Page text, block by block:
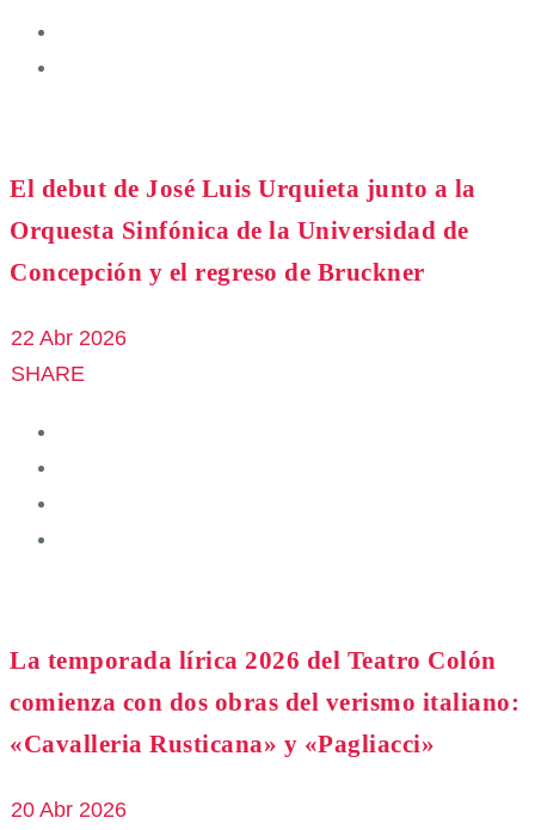
El debut de José Luis Urquieta junto a la
Orquesta Sinfónica de la Universidad de
Concepción y el regreso de Bruckner
22 Abr 2026
SHARE
La temporada lírica 2026 del Teatro Colón
comienza con dos obras del verismo italiano:
«Cavalleria Rusticana» y «Pagliacci»
20 Abr 2026